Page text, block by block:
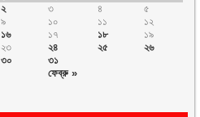
ফেব্রু »
২ ৩ ৪
৫
৯ ১০ ১১
১২
১৬ ১৭ ১৮
১৯
২৩ ২৪ ২৫
২৬
৩০ ৩১